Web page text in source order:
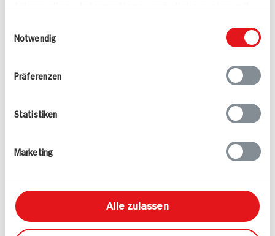
bereitgestellt haben oder die sie im Rahmen
Notwendig
Präferenzen
Statistiken
Marketing
Alle zulassen
Folgen Sie uns auf TikTok
Angebote & Coupons
Rezepte
Sortiment
Marktfinder
Unser Magazin